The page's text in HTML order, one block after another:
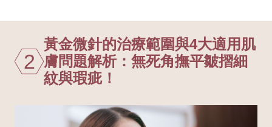
2
黃金微針的治療範圍與4大適用肌
膚問題解析：無死角撫平皺摺細
紋與瑕疵！